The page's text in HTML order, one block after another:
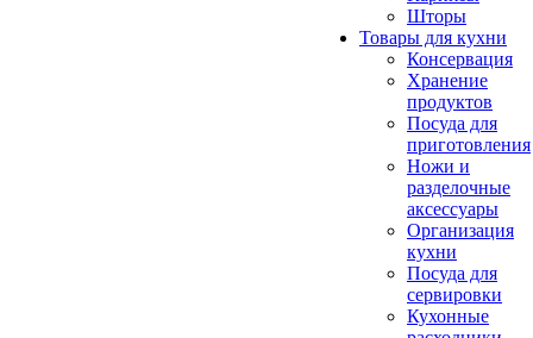
Шторы
Товары для кухни
Консервация
Хранение
продуктов
Посуда для
приготовления
Ножи и
разделочные
аксессуары
Организация
кухни
Посуда для
сервировки
Кухонные